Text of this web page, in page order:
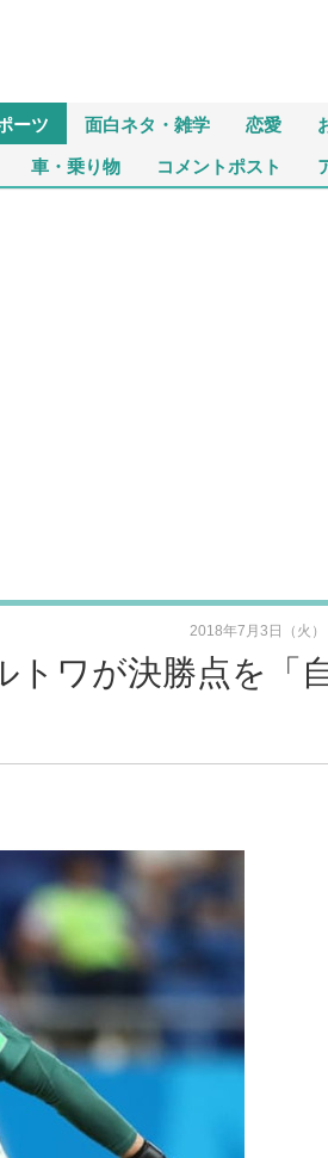
ーツ 面白ネタ・雑学 恋愛
車・乗り物 コメントポスト
トワが決勝点を「
2018年7月3日（火